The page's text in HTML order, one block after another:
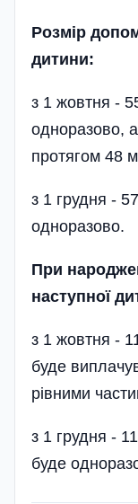
Розмір
дитини:
з 1 жовтня -
одноразово,
протягом 48
з 1 грудня -
одноразово.
При
наступної
з 1 жовтня -
буде
рівними
з 1 грудня -
буде